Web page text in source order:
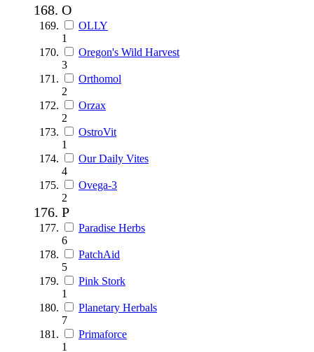
O
OLLY
1
Oregon's Wild Harvest
3
Orthomol
2
Orzax
2
OstroVit
1
Our Daily Vites
4
Ovega-3
2
P
Paradise Herbs
6
PatchAid
5
Pink Stork
1
Planetary Herbals
7
Primaforce
1